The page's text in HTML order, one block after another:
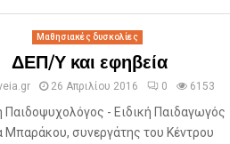
Μαθησιακές δυσκολίες
ΔΕΠ/Υ και εφηβεία
26 Απριλίου 2016 0 6153
Παιδοψυχολόγος - Ειδική Παιδαγωγός
Μπαράκου, συνεργάτης του Κέντρου